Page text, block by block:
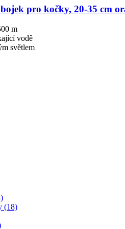
pro kočky, 20-​35 cm
m
vodě
světlem
(18)